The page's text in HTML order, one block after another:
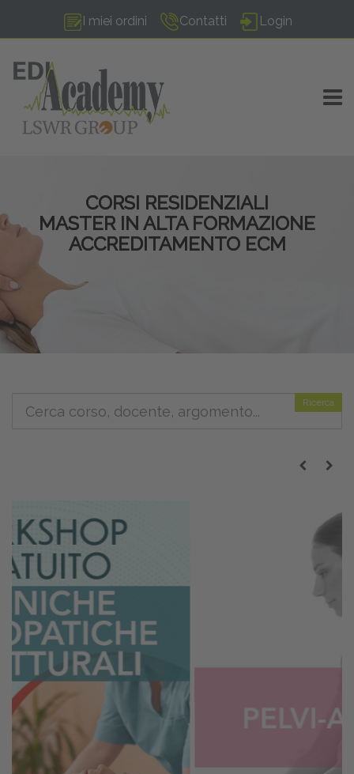
I miei ordini Contatti Login
CORSI RESIDENZIALI
MASTER IN ALTA FORMAZIONE
ACCREDITAMENTO ECM
Ricerca